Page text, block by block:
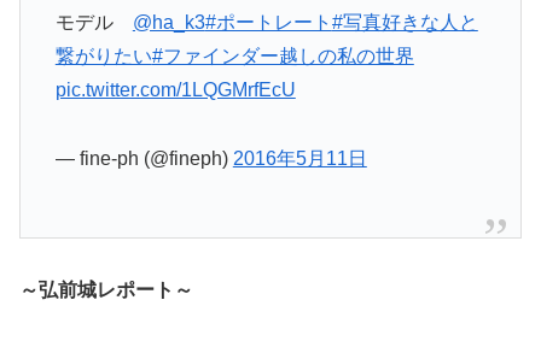
モデル @ha_k3#ポートレート #写真好きな人と
繋がりたい#ファインダー越しの私の世界
pic.twitter.com/1LQGMrfEcU
— fine-ph (@fineph) 2016年5月11日
～弘前城レポート～